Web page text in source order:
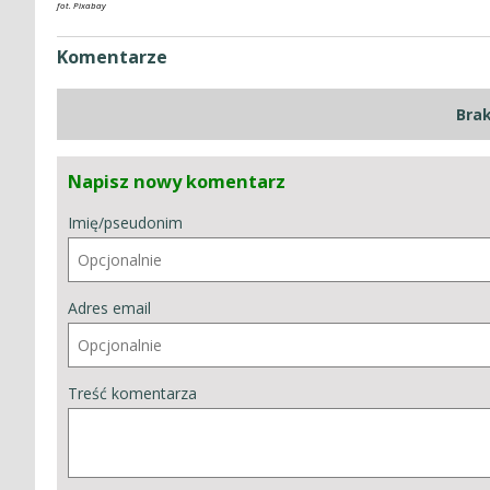
fot. Pixabay
Komentarze
Napisz nowy komentarz
Imię/pseudonim
Adres email
Treść komentarza